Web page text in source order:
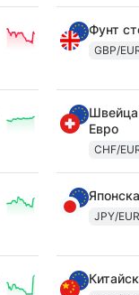
Фунт
GBP/
Евро
CHF/
JPY/EUR